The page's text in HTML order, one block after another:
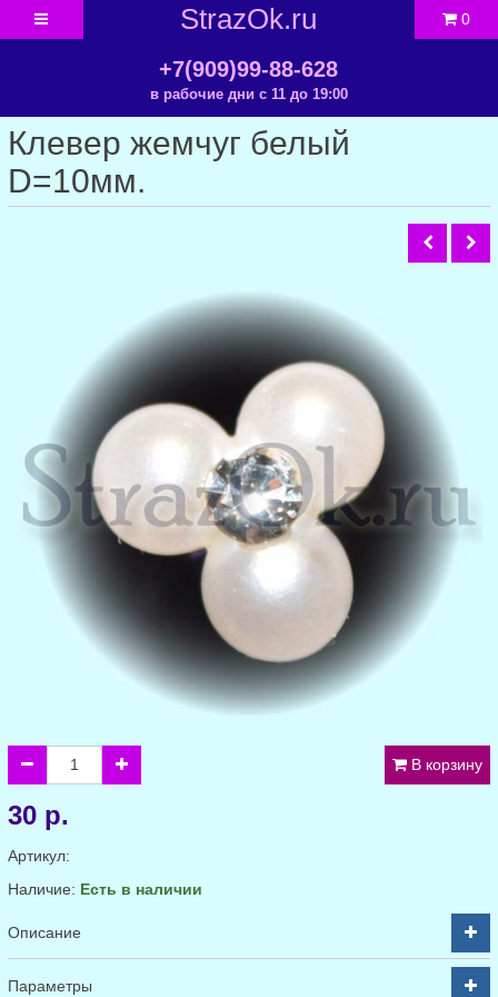
StrazOk.ru
+7(909)99-88-628
в рабочие дни с 11 до 19:00
0
Клевер жемчуг белый
D=10мм.
В корзину
30 р.
Артикул:
Наличие: Есть в наличии
Описание
Параметры